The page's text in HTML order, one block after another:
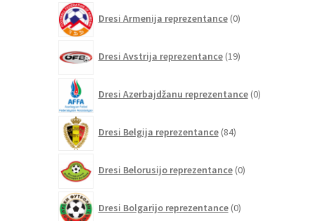
Dresi Armenija reprezentance 0izdelkov
Dresi Avstrija reprezentance 19izdelkov
Dresi Azerbajdžanu reprezentance 0izdelkov
Dresi Belgija reprezentance 84izdelkov
Dresi Belorusijo reprezentance 0izdelkov
Dresi Bolgarijo reprezentance 0izdelkov